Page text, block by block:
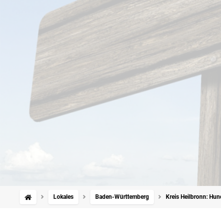
Lokales Baden-Württemberg Kreis Heilbronn: